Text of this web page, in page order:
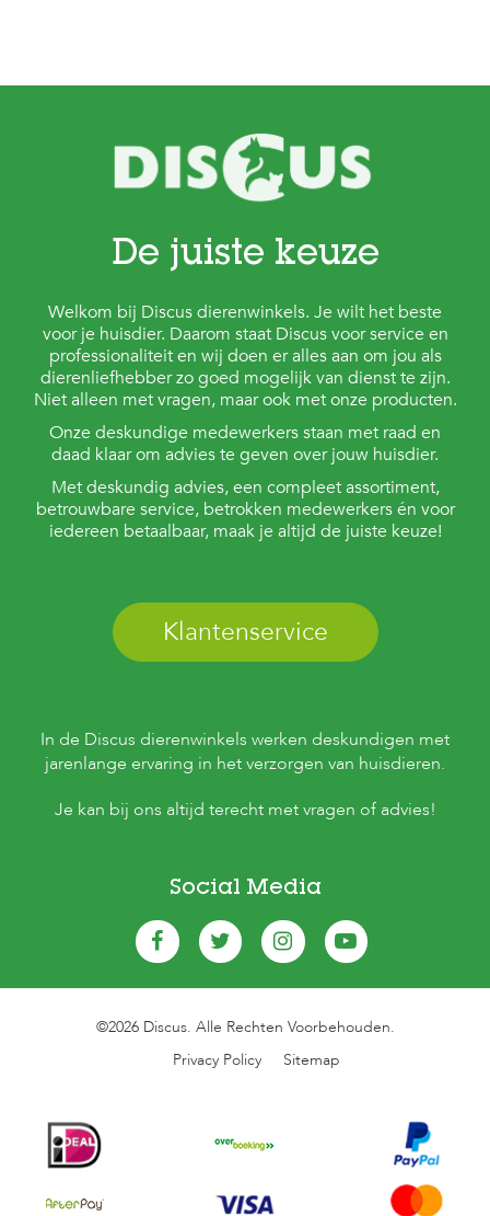
De juiste keuze
Welkom bij Discus dierenwinkels. Je wilt het beste
voor je huisdier. Daarom staat Discus voor service en
professionaliteit en wij doen er alles aan om jou als
dierenliefhebber zo goed mogelijk van dienst te zijn.
Niet alleen met vragen, maar ook met onze producten.
Onze deskundige medewerkers staan met raad en
daad klaar om advies te geven over jouw huisdier.
Met deskundig advies, een compleet assortiment,
betrouwbare service, betrokken medewerkers én voor
iedereen betaalbaar, maak je altijd de juiste keuze!
Klantenservice
In de Discus dierenwinkels werken deskundigen met
jarenlange ervaring in het verzorgen van huisdieren.
Je kan bij ons altijd terecht met vragen of advies!
Social Media
©2026 Discus. Alle Rechten Voorbehouden.
Privacy Policy
Sitemap